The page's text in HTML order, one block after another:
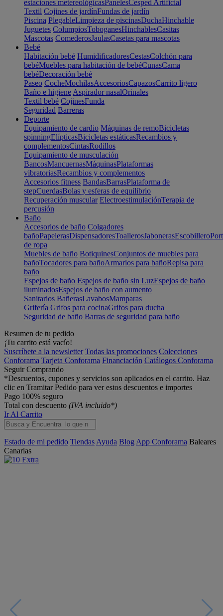
estaciones metereológicasPanelesCesped Artificial
Textil Cojines de jardínFundas de jardín
Piscina PlegableLimpieza de piscinasDuchaHinchable
Juguetes ColumpiosToboganesHinchablesCasitas
Mascotas ComederosJaulasCasetas para mascotas
Bebé
Habitación bebé HumidificadoresCestasColchón para
bebéMuebles para habitación de bebéCunasCama
bebéDecoración bebé
Paseo CocheMochilasAccesoriosCapazosCarrito ligero
Baño e higiene Aspirador nasalOrinales
Textil bebé CojinesFunda
Seguridad Barreras
Deporte
Equipamiento de cardio Máquinas de remoBicicletas
spinningElípticasBicicletas estáticasRecambios y
complementosCintasRodillos
Equipamiento de musculación
BancosMancuernasMáquinasPlataformas
vibratoriasRecambios y complementos
Accesorios fitness BandasBarrasPlataforma de
stepCuerdasBolas y esferas de equilibrio
Recuperación muscular ElectroestimulaciónTerapia de
percusión
Baño
Accesorios de baño Colgadores
bañoPapelerasDispensadoresToallerosJabonerasEscobillero
de ropa
Muebles de baño BotiquinesConjuntos de muebles para
bañoTocadores para bañoArmarios para bañoRepisa para
baño
Espejos de baño Espejos de baño sin LuzEspejos de baño
iluminadosEspejos de baño con aumento
Sanitarios BañerasLavabosMamparas
Grifería Grifos para cocinaGrifos para ducha
Seguridad de baño Barras de seguridad para baño
Resumen de tu pedido
¡Tu carrito está vacío!
Suscríbete a la newsletter Todas las promociones Colecciones
Conforama Tarjeta Conforama Financiación Catálogos Conforama
Seguir Comprando
*Descuentos, cupones y servicios son aplicados en el carrito. Haz
clic en Tramitar Pedido para ver estos descuentos e importes
Pago 100% seguro
Total con descuento (IVA incluido*)
Ir Al Carrito
Estado de mi pedido Tiendas Ayuda Blog App Conforama Baleares
Canarias